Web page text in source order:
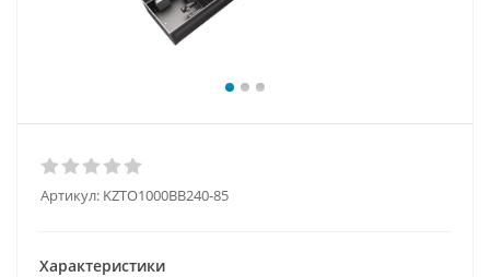
Артикул: KZTO1000BВ240-85
Характеристики